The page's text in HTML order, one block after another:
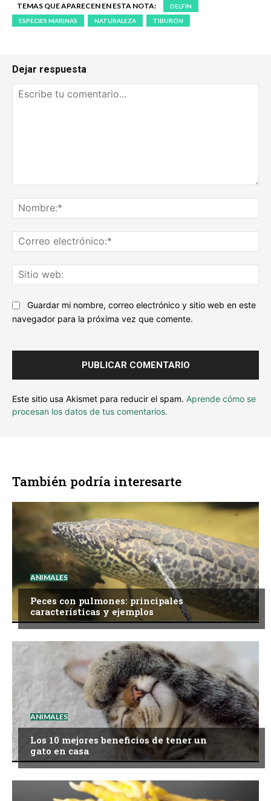
TEMAS QUE APARECEN EN ESTA NOTA:
DELFÍN
ESPECIES MARINAS
NATURALEZA TIBURÓN
Dejar respuesta
tu
comentario...
Guardar mi nombre, correo electrónico y sitio web en este
navegador para la próxima vez que comente.
Este sitio usa Akismet para reducir el spam. Aprende cómo se
procesan los datos de tus comentarios.
También podría interesarte
ANIMALES
Peces con pulmones: principales
características y ejemplos
ANIMALES
Los 10 mejores beneficios de tener un
gato en casa